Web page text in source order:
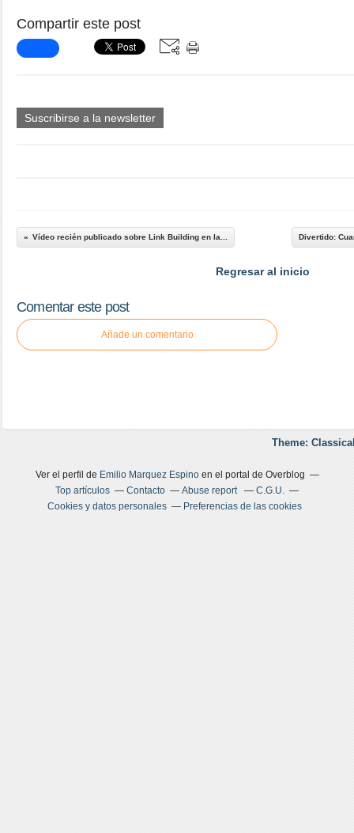
Compartir este post
Suscribirse a la newsletter
Vídeo recién publicado sobre Link Building en la... Divertido:
Regresar al inicio
Comentar este post
Añade un comentario
Theme:
Ver el perfil de Emilio Marquez Espinoen el portal de Overblog
Top artículos
Contacto Abuse report
C.G.U.
Cookies y datos personales
Preferencias de las cookies